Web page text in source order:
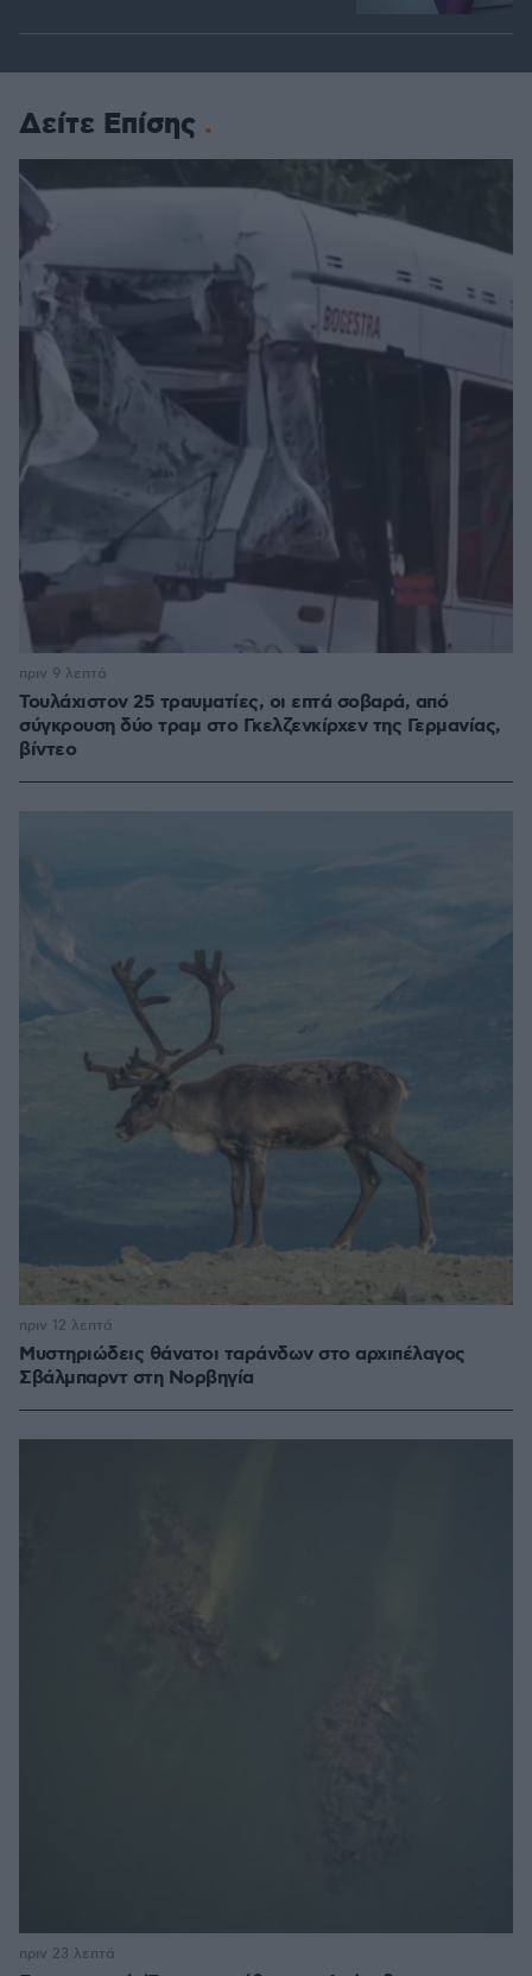
Δείτε Επίσης
Τουλάχιστον 25 τραυματίες, οι επτά σοβαρά, από
σύγκρουση δύο τραμ στο Γκελζενκίρχεν της Γερμανίας,
βίντεο
πριν 9 λεπτά
Μυστηριώδεις θάνατοι ταράνδων στο αρχιπέλαγος
Σβάλμπαρντ στη Νορβηγία
πριν 12 λεπτά
πριν 23 λεπτά